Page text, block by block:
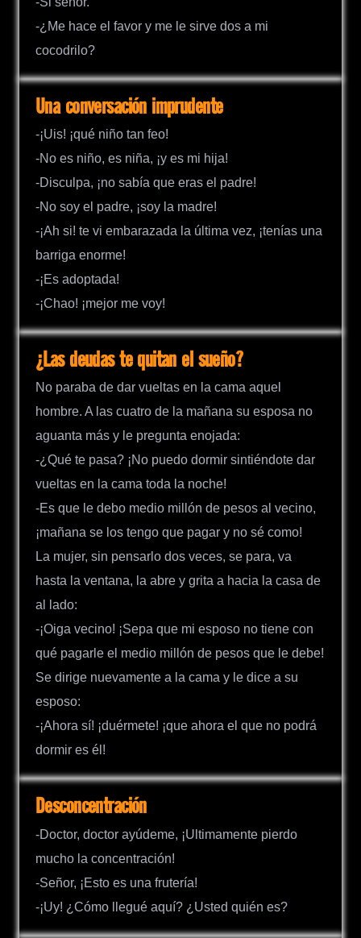
-¿Me hace el favor y me le sirve dos a mi
cocodrilo?
Una conversación imprudente
-¡Uis! ¡qué niño tan feo!
-No es niño, es niña, ¡y es mi hija!
-Disculpa, ¡no sabía que eras el padre!
-No soy el padre, ¡soy la madre!
-¡Ah si! te vi embarazada la última vez, ¡tenías una
barriga enorme!
-¡Es adoptada!
-¡Chao! ¡mejor me voy!
¿Las deudas te quitan el sueño?
No paraba de dar vueltas en la cama aquel
hombre. A las cuatro de la mañana su esposa no
aguanta más y le pregunta enojada:
-¿Qué te pasa? ¡No puedo dormir sintiéndote dar
vueltas en la cama toda la noche!
-Es que le debo medio millón de pesos al vecino,
¡mañana se los tengo que pagar y no sé como!
La mujer, sin pensarlo dos veces, se para, va
hasta la ventana, la abre y grita a hacia la casa de
al lado:
-¡Oiga vecino! ¡Sepa que mi esposo no tiene con
qué pagarle el medio millón de pesos que le debe!
Se dirige nuevamente a la cama y le dice a su
esposo:
-¡Ahora sí! ¡duérmete! ¡que ahora el que no podrá
dormir es él!
Desconcentración
-Doctor, doctor ayúdeme, ¡Ultimamente pierdo
mucho la concentración!
-Señor, ¡Esto es una frutería!
-¡Uy! ¿Cómo llegué aquí? ¿Usted quién es?